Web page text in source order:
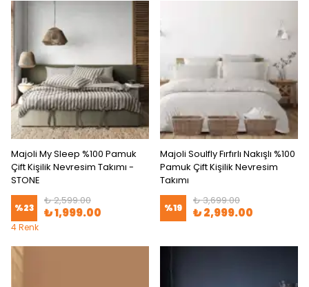
Majoli My Sleep %100 Pamuk
Çift Kişilik Nevresim Takımı -
STONE
%23
₺ 2,599.00
₺ 1,999.00
4 Renk
Majoli Soulfly Fırfırlı Nakışlı %100
Pamuk Çift Kişilik Nevresim
Takımı
%19
₺ 3,699.00
₺ 2,999.00